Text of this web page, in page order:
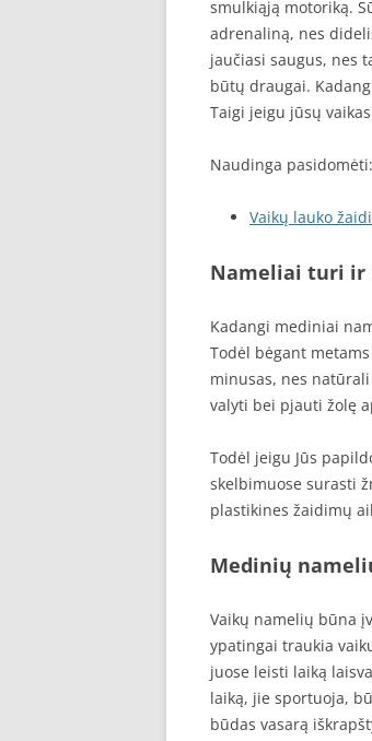
smulkiąją motoriką.
adrenaliną, nes
jaučiasi saugus, nes
būtų draugai.
Taigi jeigu jūsų
Naudinga pasidomėti:
Vaikų lauko
Nameliai turi ir
Kadangi mediniai
Todėl bėgant
minusas, nes
valyti bei pjauti žolę
Todėl jeigu Jūs
skelbimuose surasti
plastikines žaidimų
Medinių
Vaikų namelių būna
ypatingai traukia
juose leisti laiką
laiką, jie sportuoja,
būdas vasarą